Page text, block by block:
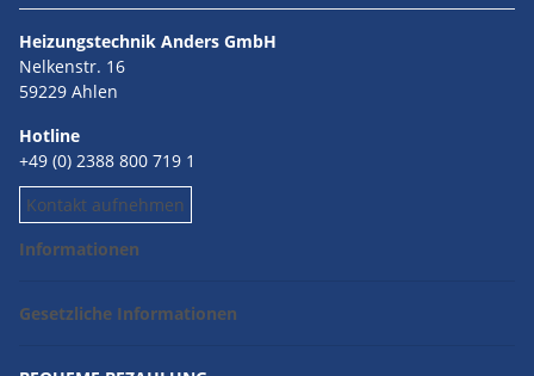
Heizungstechnik Anders GmbH
Nelkenstr. 16
59229 Ahlen
Hotline
+49 (0) 2388 800 719 1
Kontakt aufnehmen
Informationen
Gesetzliche Informationen